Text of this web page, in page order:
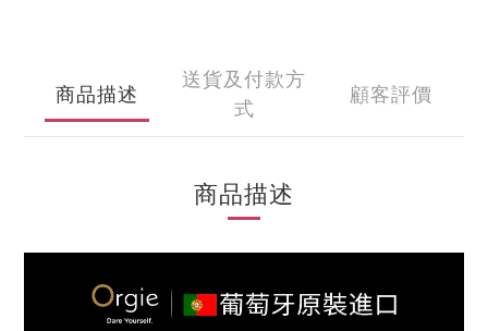
商品描述
送貨及付款方
式
顧客評價
商品描述